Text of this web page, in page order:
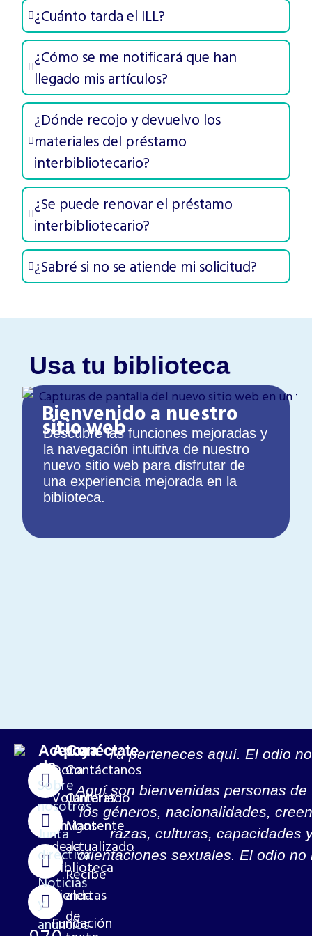
¿Cuánto tarda el ILL?
¿Cómo se me notificará que han
llegado mis artículos?
¿Dónde recojo y devuelvo los
materiales del préstamo
interbibliotecario?
¿Se puede renovar el préstamo
interbibliotecario?
¿Sabré si no se atiende mi solicitud?
Usa tu biblioteca
Bienvenido a nuestro
sitio web
Descubre las funciones mejoradas y
la navegación intuitiva de nuestro
nuevo sitio web para disfrutar de
una experiencia mejorada en la
biblioteca.
Acerca
de
Sobre
nosotros
Junta
directiva
Noticias
y
anuncios
Apoya
Dona
Voluntariado
Amigos
de la
biblioteca
Tienda
Fundación
Conéctate
Contáctanos
Carreras
Mantente
actualizado
Recibe
alertas
de
Tú perteneces aquí. El odio
Aquí son bienvenidas personas de
los géneros, nacionalidades,
razas, culturas, capacidades
orientaciones sexuales. El odio no